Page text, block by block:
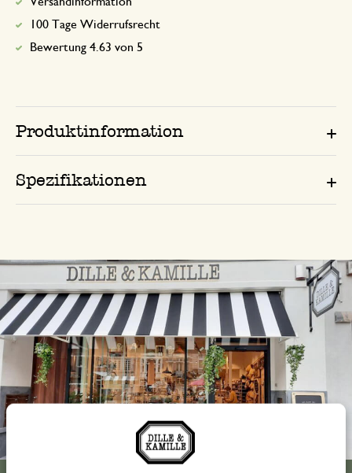
100 Tage Widerrufsrecht
Bewertung 4.63 von 5
Produktinformation
Spezifikationen
Immer in der Nähe